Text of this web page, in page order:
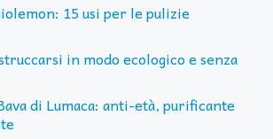
15 usi per le pulizie
in modo ecologico e senza
di Lumaca: anti-età, purificante